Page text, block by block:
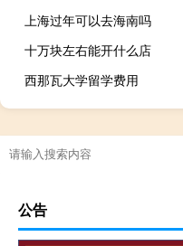
上海过年可以去海南吗
十万块左右能开什么店
西那瓦大学留学费用
深圳冬天绿树浓荫好吗
水族哪个好
公告